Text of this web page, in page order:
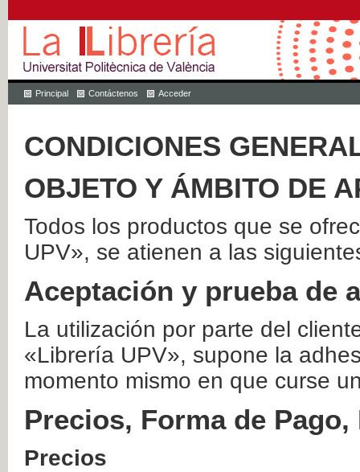
Principal Contáctenos Acceder
CONDICIONES
OBJETO Y ÁMBITO DE
Todos los productos que se
UPV», se atienen a las
Aceptación y prueba de
La utilización por parte del
«Librería UPV», supone la
momento mismo en que curse
Precios, Forma de
Precios